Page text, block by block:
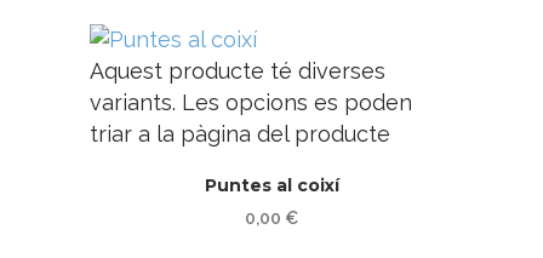
Aquest producte té diverses
variants. Les opcions es poden
triar a la pàgina del producte
Puntes al coixí
0,00 €